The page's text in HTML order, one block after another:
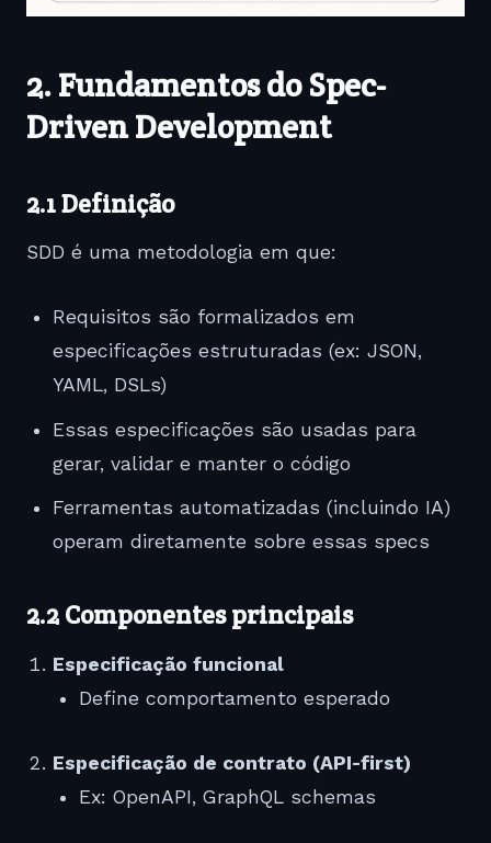
2. Fundamentos do Spec-
Driven Development
2.1 Definição
SDD é uma metodologia em que:
Requisitos são formalizados em
especificações estruturadas (ex: JSON,
YAML, DSLs)
Essas especificações são usadas para
gerar, validar e manter o código
Ferramentas automatizadas (incluindo IA)
operam diretamente sobre essas specs
2.2 Componentes principais
Especificação funcional
Define comportamento esperado
Especificação de contrato (API-first)
Ex: OpenAPI, GraphQL schemas